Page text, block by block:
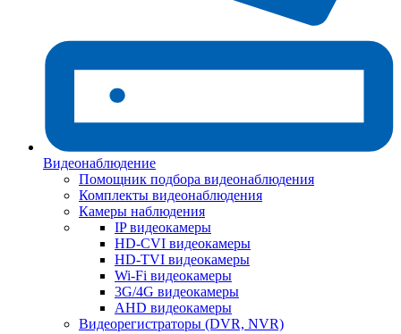
Видеонаблюдение
Помощник подбора видеонаблюдения
Комплекты видеонаблюдения
Камеры наблюдения
IP видеокамеры
HD-CVI видеокамеры
HD-TVI видеокамеры
Wi-Fi видеокамеры
3G/4G видеокамеры
AHD видеокамеры
Видеорегистраторы (DVR, NVR)